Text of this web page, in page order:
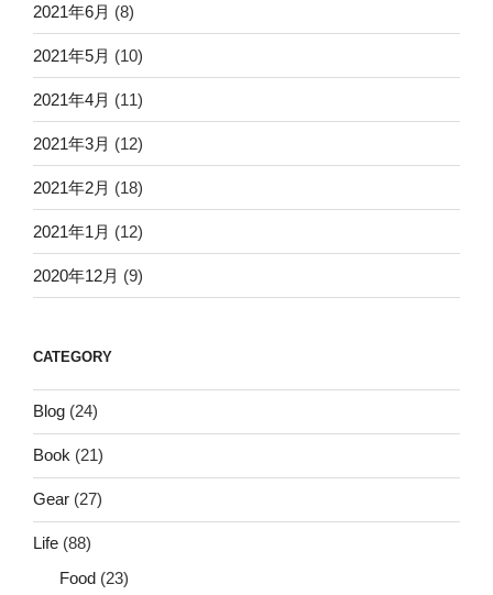
2021年6月 (8)
2021年5月 (10)
2021年4月 (11)
2021年3月 (12)
2021年2月 (18)
2021年1月 (12)
2020年12月 (9)
CATEGORY
Blog (24)
Book (21)
Gear (27)
Life (88)
Food (23)